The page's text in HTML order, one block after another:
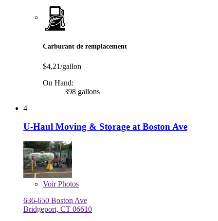
Carburant de remplacement
$4,21/gallon
On Hand:
398 gallons
4
U-Haul Moving & Storage at Boston Ave
VoirPhotos
636-650 Boston Ave
Bridgeport, CT 06610